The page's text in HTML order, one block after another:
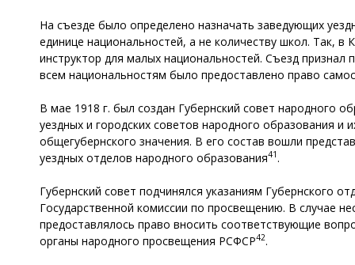
На съезде было определено назначать заведующих
единице национальностей, а не количеству школ. Так,
инструктор для малых национальностей. Съезд
всем национальностям было предоставлено право
В мае 1918 г. был создан Губернский совет народного
уездных и городских советов народного образования и
общегубернского значения. В его состав вошли
уездных отделов народного образования41 .
Губернский совет подчинялся указаниям Губернского
Государственной комиссии по просвещению. В случае
предоставлялось право вносить соответствующие
органы народного просвещения РСФСР42.